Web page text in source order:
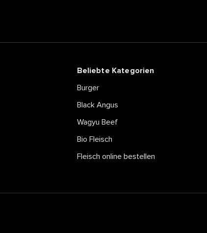
Beliebte Kategorien
Burger
Black Angus
Wagyu Beef
Bio Fleisch
Fleisch online bestellen